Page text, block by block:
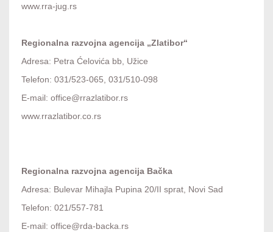
www.rra-jug.rs
Regionalna razvojna agencija „Zlatibor“
Adresa: Petra Ćelovića bb, Užice
Telefon: 031/523-065, 031/510-098
E-mail: office@rrazlatibor.rs
www.rrazlatibor.co.rs
Regionalna razvojna agencija Bačka
Adresa: Bulevar Mihajla Pupina 20/II sprat, Novi Sad
Telefon: 021/557-781
E-mail: office@rda-backa.rs